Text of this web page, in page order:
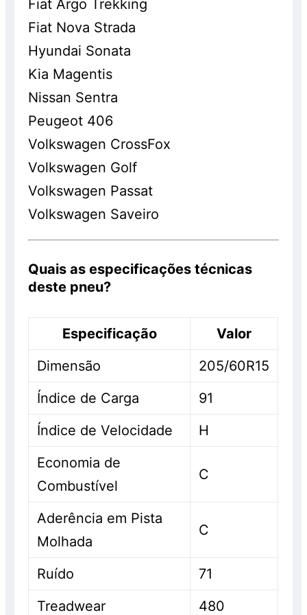
Fiat Argo Trekking
Fiat Nova Strada
Hyundai Sonata
Kia Magentis
Nissan Sentra
Peugeot 406
Volkswagen CrossFox
Volkswagen Golf
Volkswagen Passat
Volkswagen Saveiro
Quais as especificações técnicas
deste pneu?
Especificação
Valor
Dimensão
205/60R15
Índice de Carga
91
Índice de Velocidade
H
Economia de
Combustível
C
Aderência em Pista
Molhada
C
Ruído
71
Treadwear
480